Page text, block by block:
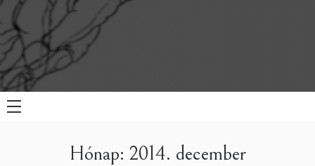
Hónap: 2014. december